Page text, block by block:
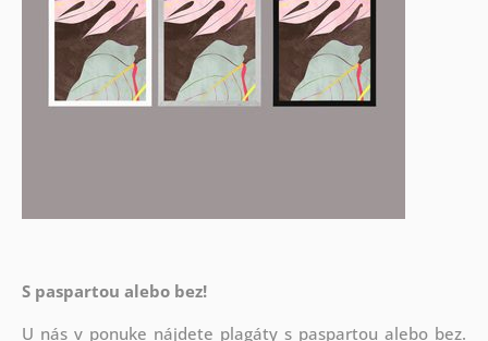
S paspartou alebo bez!
U nás v ponuke nájdete plagáty s paspartou alebo bez.